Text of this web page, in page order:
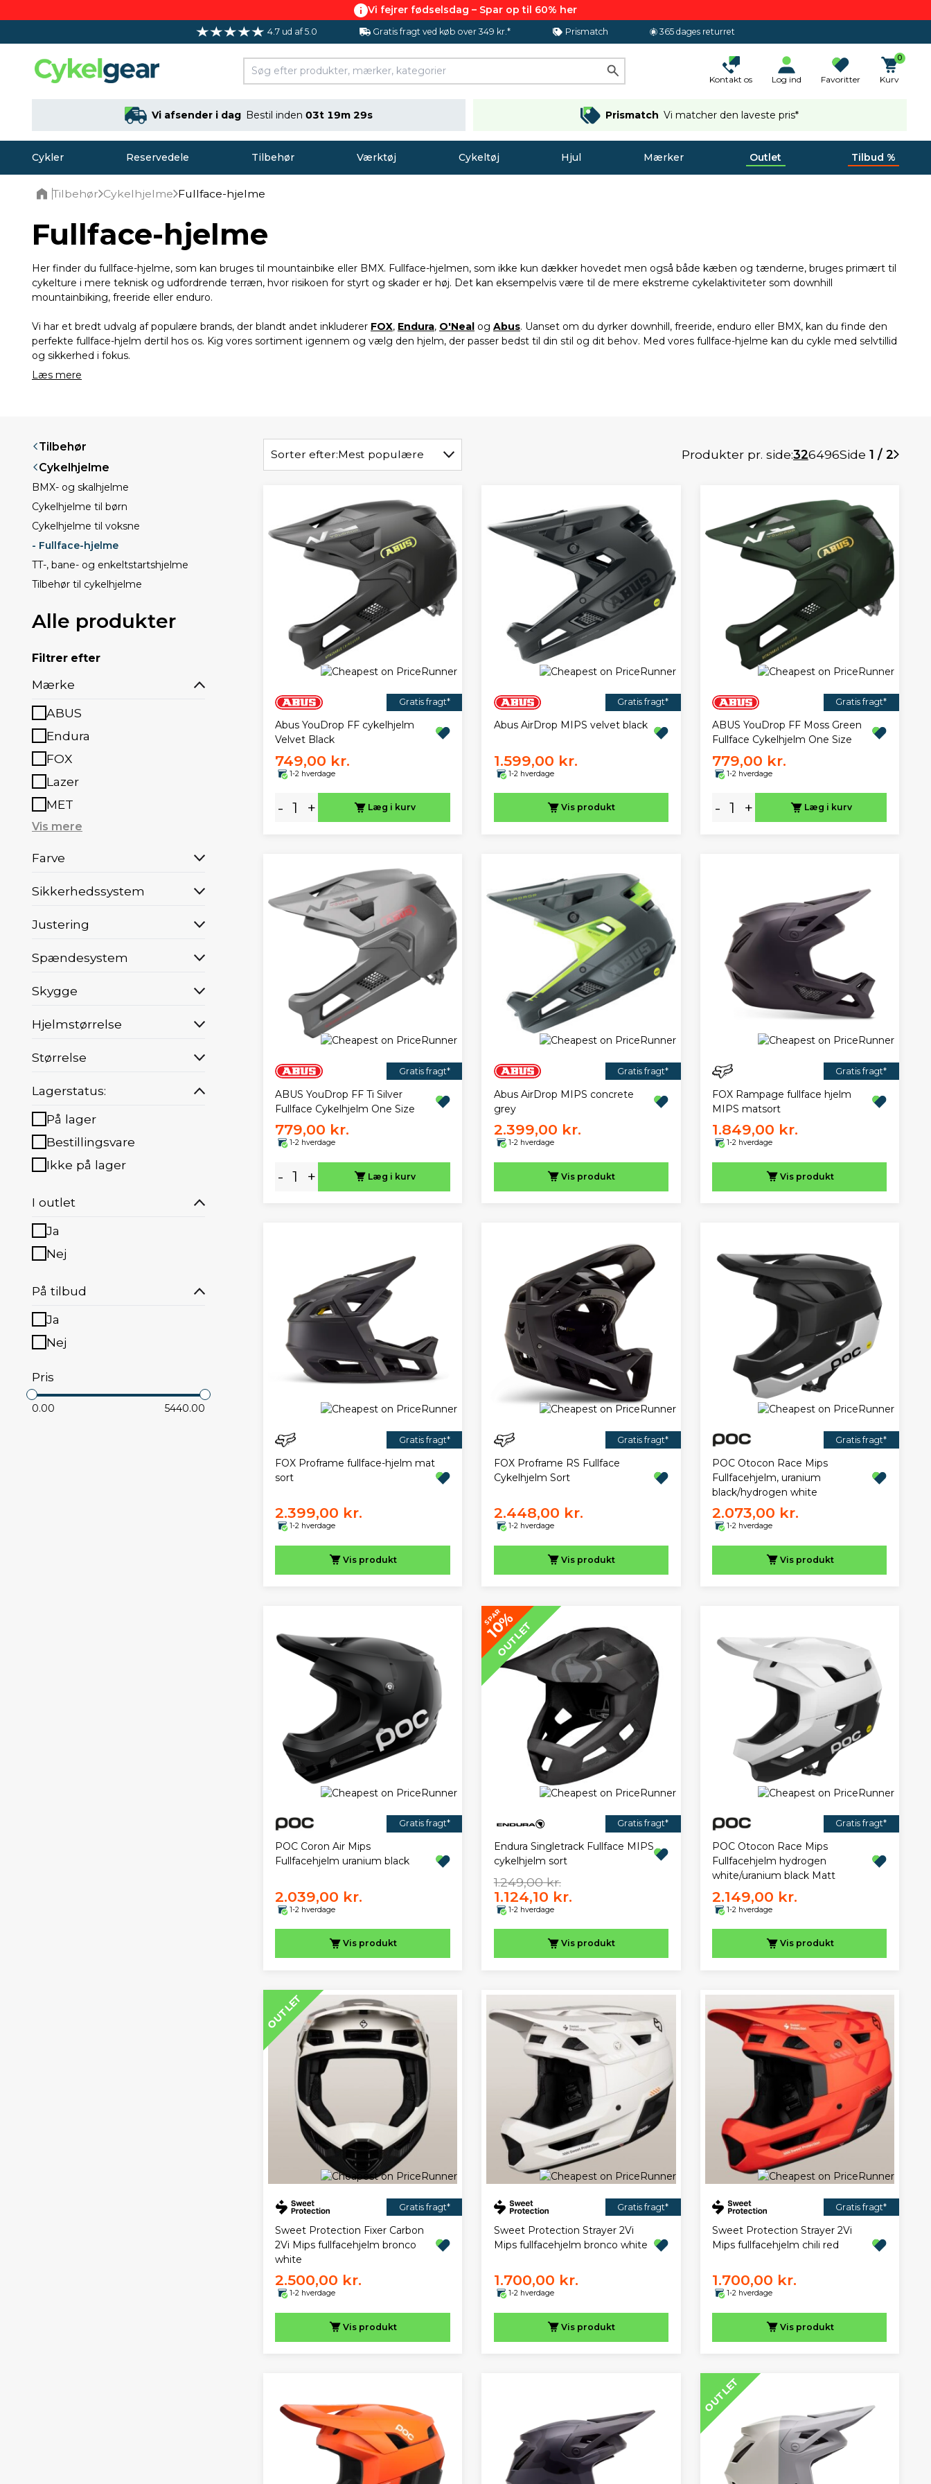
Vi fejrer fødselsdag – Spar op til 60% her
4.7 ud af 5.0 Gratis fragt ved køb over 349 kr.* Prismatch 365 dages returret
Kontakt os Log ind Favoritter
0
Kurv
Vi afsender i dag Bestil inden03t 19m 28s Prismatch Vi matcher den laveste pris*
Cykler Reservedele Tilbehør Værktøj Cykeltøj Hjul Mærker Outlet Tilbud %
Tilbehør Cykelhjelme Fullface-hjelme
Fullface-hjelme
Her finder du fullface-hjelme, som kan bruges til mountainbike eller BMX. Fullface-hjelmen, som ikke kun dækker hovedet men også både kæben og tænderne, bruges primært til
cykelture i mere teknisk og udfordrende terræn, hvor risikoen for styrt og skader er høj. Det kan eksempelvis være til de mere ekstreme cykelaktiviteter som downhill
mountainbiking, freeride eller enduro.
Vi har et bredt udvalg af populære brands, der blandt andet inkluderer FOX, Endura, O'Neal og Abus. Uanset om du dyrker downhill, freeride, enduro eller BMX, kan du finde den
perfekte fullface-hjelm dertil hos os. Kig vores sortiment igennem og vælg den hjelm, der passer bedst til din stil og dit behov. Med vores fullface-hjelme kan du cykle med selvtillid
og sikkerhed i fokus.
Læs mere
Tilbehør
Cykelhjelme
BMX- og skalhjelme
Cykelhjelme til børn
Cykelhjelme til voksne
- Fullface-hjelme
TT-, bane- og enkeltstartshjelme
Tilbehør til cykelhjelme
Alle produkter
Filtrer efter
Mærke
ABUS
Endura
FOX
Lazer
MET
Vis mere
Farve
Sikkerhedssystem
Justering
Spændesystem
Skygge
Hjelmstørrelse
Størrelse
Lagerstatus:
På lager
Bestillingsvare
Ikke på lager
I outlet
Ja
Nej
På tilbud
Ja
Nej
Pris
0.00 5440.00
Sorter efter:Mest populære Produkter pr. side:326496Side 1 / 2
Gratis fragt*
Abus YouDrop FF cykelhjelm
Velvet Black
749,00 kr.
1-2 hverdage
- + Læg i kurv
Gratis fragt*
Abus AirDrop MIPS velvet black
1.599,00 kr.
1-2 hverdage
Vis produkt
Gratis fragt*
ABUS YouDrop FF Moss Green
Fullface Cykelhjelm One Size
779,00 kr.
1-2 hverdage
- + Læg i kurv
Gratis fragt*
ABUS YouDrop FF Ti Silver
Fullface Cykelhjelm One Size
779,00 kr.
1-2 hverdage
- + Læg i kurv
Gratis fragt*
Abus AirDrop MIPS concrete
grey
2.399,00 kr.
1-2 hverdage
Vis produkt
Gratis fragt*
FOX Rampage fullface hjelm
MIPS matsort
1.849,00 kr.
1-2 hverdage
Vis produkt
Gratis fragt*
FOX Proframe fullface-hjelm mat
sort
2.399,00 kr.
1-2 hverdage
Vis produkt
Gratis fragt*
FOX Proframe RS Fullface
Cykelhjelm Sort
2.448,00 kr.
1-2 hverdage
Vis produkt
Gratis fragt*
POC Otocon Race Mips
Fullfacehjelm, uranium
black/hydrogen white
2.073,00 kr.
1-2 hverdage
Vis produkt
Gratis fragt*
POC Coron Air Mips
Fullfacehjelm uranium black
2.039,00 kr.
1-2 hverdage
Vis produkt
SPAR
10%
OUTLET
Gratis fragt*
Endura Singletrack Fullface MIPS
cykelhjelm sort
1.249,00 kr.
1.124,10 kr.
1-2 hverdage
Vis produkt
Gratis fragt*
POC Otocon Race Mips
Fullfacehjelm hydrogen
white/uranium black Matt
2.149,00 kr.
1-2 hverdage
Vis produkt
OUTLET
Gratis fragt*
Sweet Protection Fixer Carbon
2Vi Mips fullfacehjelm bronco
white
2.500,00 kr.
1-2 hverdage
Vis produkt
Gratis fragt*
Sweet Protection Strayer 2Vi
Mips fullfacehjelm bronco white
1.700,00 kr.
1-2 hverdage
Vis produkt
Gratis fragt*
Sweet Protection Strayer 2Vi
Mips fullfacehjelm chili red
1.700,00 kr.
1-2 hverdage
Vis produkt
OUTLET